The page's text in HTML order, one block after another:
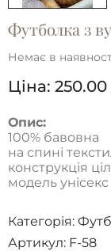
Футболка з
Немає в
Ціна: 250.00
Опис:
100% бавовна
на спині
конструкція
модель унісекс
Категорія:
Артикул: F-58